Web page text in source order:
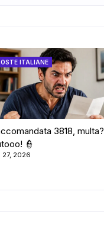
ITALIANE
3818, multa?
👮
27, 2026